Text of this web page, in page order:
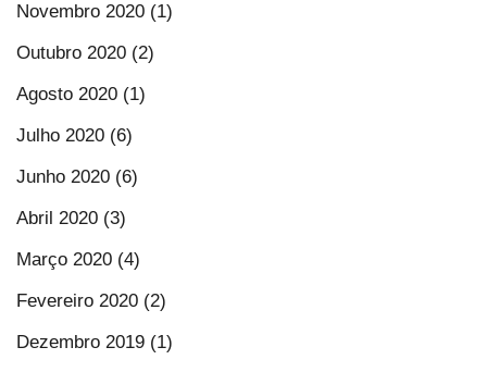
Novembro 2020 (1)
Outubro 2020 (2)
Agosto 2020 (1)
Julho 2020 (6)
Junho 2020 (6)
Abril 2020 (3)
Março 2020 (4)
Fevereiro 2020 (2)
Dezembro 2019 (1)